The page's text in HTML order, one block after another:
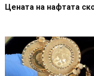
Цената на нафтата